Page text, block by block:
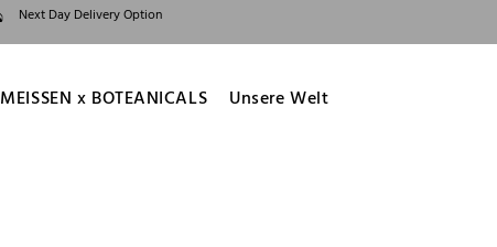
Next Day Delivery Option
MEISSEN x BOTEANICALS Unsere Welt